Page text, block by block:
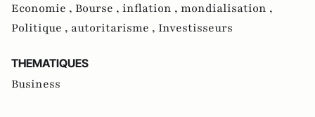
Economie , Bourse , inflation , mondialisation ,
Politique , autoritarisme , Investisseurs
THEMATIQUES
Business